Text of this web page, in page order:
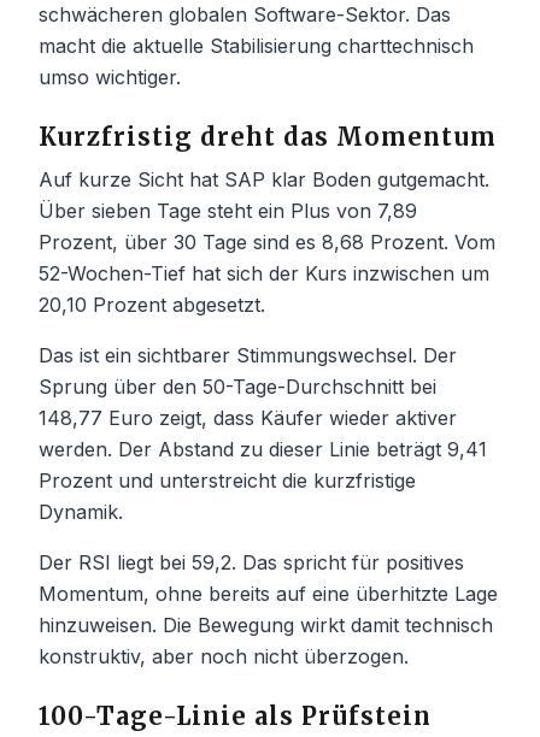
schwächeren globalen Software-Sektor. Das
macht die aktuelle Stabilisierung charttechnisch
umso wichtiger.
Kurzfristig dreht das Momentum
Auf kurze Sicht hat SAP klar Boden gutgemacht.
Über sieben Tage steht ein Plus von 7,89
Prozent, über 30 Tage sind es 8,68 Prozent. Vom
52-Wochen-Tief hat sich der Kurs inzwischen um
20,10 Prozent abgesetzt.
Das ist ein sichtbarer Stimmungswechsel. Der
Sprung über den 50-Tage-Durchschnitt bei
148,77 Euro zeigt, dass Käufer wieder aktiver
werden. Der Abstand zu dieser Linie beträgt 9,41
Prozent und unterstreicht die kurzfristige
Dynamik.
Der RSI liegt bei 59,2. Das spricht für positives
Momentum, ohne bereits auf eine überhitzte Lage
hinzuweisen. Die Bewegung wirkt damit technisch
konstruktiv, aber noch nicht überzogen.
100-Tage-Linie als Prüfstein